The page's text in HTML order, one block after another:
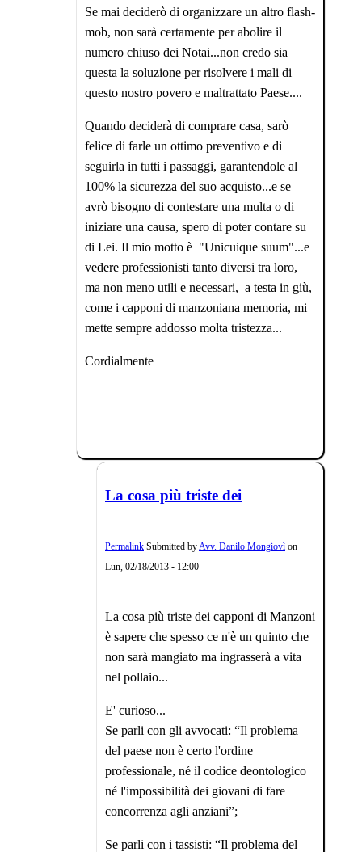
Se mai deciderò di organizzare un altro flash-
mob, non sarà certamente per abolire il
numero chiuso dei Notai...non credo sia
questa la soluzione per risolvere i mali di
questo nostro povero e maltrattato Paese....
Quando deciderà di comprare casa, sarò
felice di farle un ottimo preventivo e di
seguirla in tutti i passaggi, garantendole al
100% la sicurezza del suo acquisto...e se
avrò bisogno di contestare una multa o di
iniziare una causa, spero di poter contare su
di Lei. Il mio motto è "Unicuique suum"...e
vedere professionisti tanto diversi tra loro,
ma non meno utili e necessari, a testa in giù,
come i capponi di manzoniana memoria, mi
mette sempre addosso molta tristezza...
Cordialmente
La cosa più triste dei
Permalink Submitted byAvv. Danilo Mongiovì on
Lun, 02/18/2013 - 12:00
La cosa più triste dei capponi di Manzoni
è sapere che spesso ce n'è un quinto che
non sarà mangiato ma ingrasserà a vita
nel pollaio...
E' curioso...
Se parli con gli avvocati: “Il problema
del paese non è certo l'ordine
professionale, né il codice deontologico
né l'impossibilità dei giovani di fare
concorrenza agli anziani”;
Se parli con i tassisti: “Il problema del